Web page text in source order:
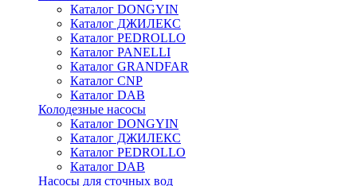
Каталог DONGYIN
Каталог ДЖИЛЕКС
Каталог PEDROLLO
Каталог PANELLI
Каталог GRANDFAR
Каталог CNP
Каталог DAB
Колодезные насосы
Каталог DONGYIN
Каталог ДЖИЛЕКС
Каталог PEDROLLO
Каталог DAB
Насосы для сточных вод